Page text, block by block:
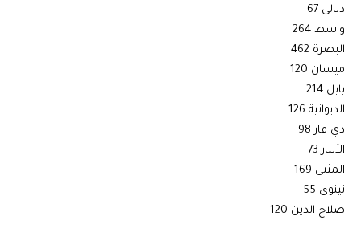
ديالى 67
واسط 264
البصرة 462
ميسان 120
بابل 214
الديوانية 126
ذي قار 98
الأنبار 73
المثنى 169
نينوى 55
صلاح الدين 120